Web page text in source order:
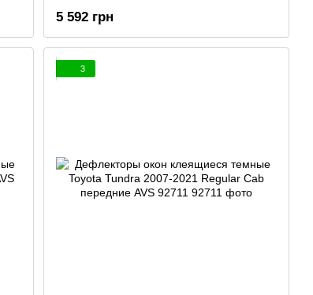
2014 AVS 20851
5 592 грн
3